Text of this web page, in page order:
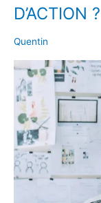
D’ACTION ?
Quentin
ÉLABORER
UN
?